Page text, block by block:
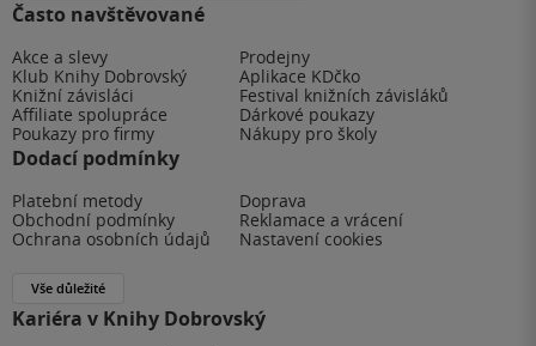
Často navštěvované
Akce a slevy
Prodejny
Klub Knihy Dobrovský
Aplikace KDčko
Knižní závisláci
Festival knižních závisláků
Affiliate spolupráce
Dárkové poukazy
Poukazy pro firmy
Nákupy pro školy
Dodací podmínky
Platební metody
Doprava
Obchodní podmínky
Reklamace a vrácení
Ochrana osobních údajů
Nastavení cookies
Vše důležité
Kariéra v Knihy Dobrovský